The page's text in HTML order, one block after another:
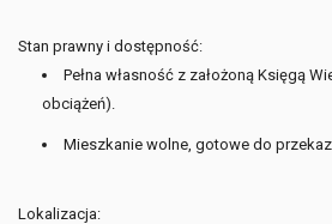
Stan prawny i dostępność:
Pełna własność z założoną Księgą
obciążeń).
Mieszkanie wolne, gotowe do
Lokalizacja: